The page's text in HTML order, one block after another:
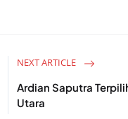
NEXT ARTICLE
Ardian Saputra
Utara